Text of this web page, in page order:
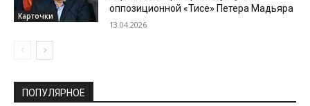
Карточки
оппозиционной «Тисе» Петера Мадьяра
13.04.2026
ПОПУЛЯРНОЕ